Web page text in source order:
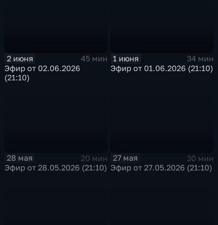
2 июня
45 мин
Эфир от 02.06.2026
(21:10)
1 июня
34 мин
Эфир от 01.06.2026 (21:10)
28 мая
20 мин
Эфир от 28.05.2026 (21:10)
27 мая
30 мин
Эфир от 27.05.2026 (21:10)